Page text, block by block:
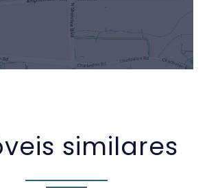
similares